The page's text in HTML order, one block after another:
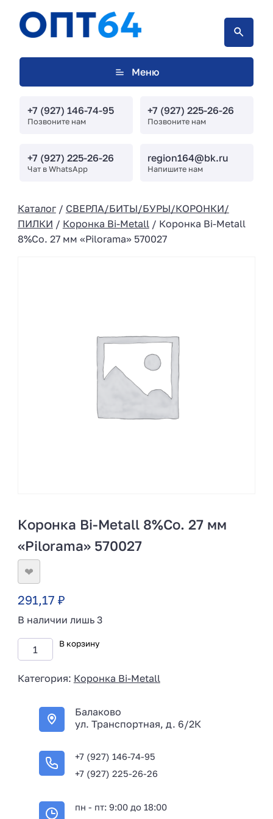
Меню
+7 (927) 146-74-95
Позвоните нам
+7 (927) 225-26-26
Позвоните нам
+7 (927) 225-26-26
Чат в WhatsApp
region164@bk.ru
Напишите нам
Каталог/ СВЕРЛА/БИТЫ/БУРЫ/КОРОНКИ/
ПИЛКИ / Коронка Bi-Metall/ Коронка Bi-Metall
8%Co. 27 мм «Pilorama» 570027
Коронка Bi-Metall 8%Co. 27 мм
«Pilorama» 570027
❤
291,17 ₽
В наличии лишь 3
В корзину
Категория: Коронка Bi-Metall
Балаково
ул. Транспортная, д. 6/2К
+7 (927) 146-74-95
+7 (927) 225-26-26
пн - пт: 9:00 до 18:00